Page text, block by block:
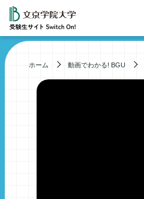
ホーム 動画でわかる! BGU